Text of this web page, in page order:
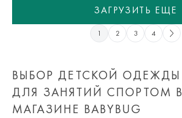
ЗАГРУЗИТЬ ЕЩЕ
1 2 3 4
ВЫБОР ДЕТСКОЙ ОДЕЖДЫ
ДЛЯ ЗАНЯТИЙ СПОРТОМ
МАГАЗИНЕ BABYBUG